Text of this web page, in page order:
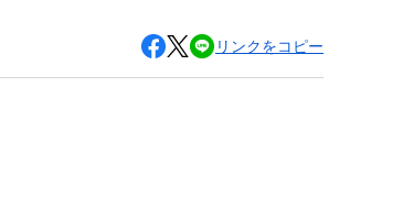
リンクをコピー